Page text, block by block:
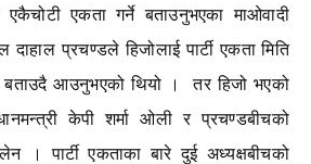
एकता गर्ने बताउनुभएका माओवादी
प्रचण्डले हिजोलाई पार्टी एकता मिति
बताउदै आउनुभएको थियो । तर हिजो भएको
केपी शर्मा ओली र प्रचण्डबीचको
। पार्टी एकताका बारे दुई अध्यक्षबीचको